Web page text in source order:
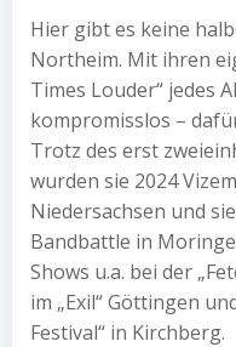
Hier gibt es keine
Northeim. Mit ihren
Times Louder“ jedes
kompromisslos –
Trotz des erst
wurden sie 2024
Niedersachsen und
Bandbattle in
Shows u.a. bei der
im „Exil“ Göttingen
Festival“ in Kirchberg.